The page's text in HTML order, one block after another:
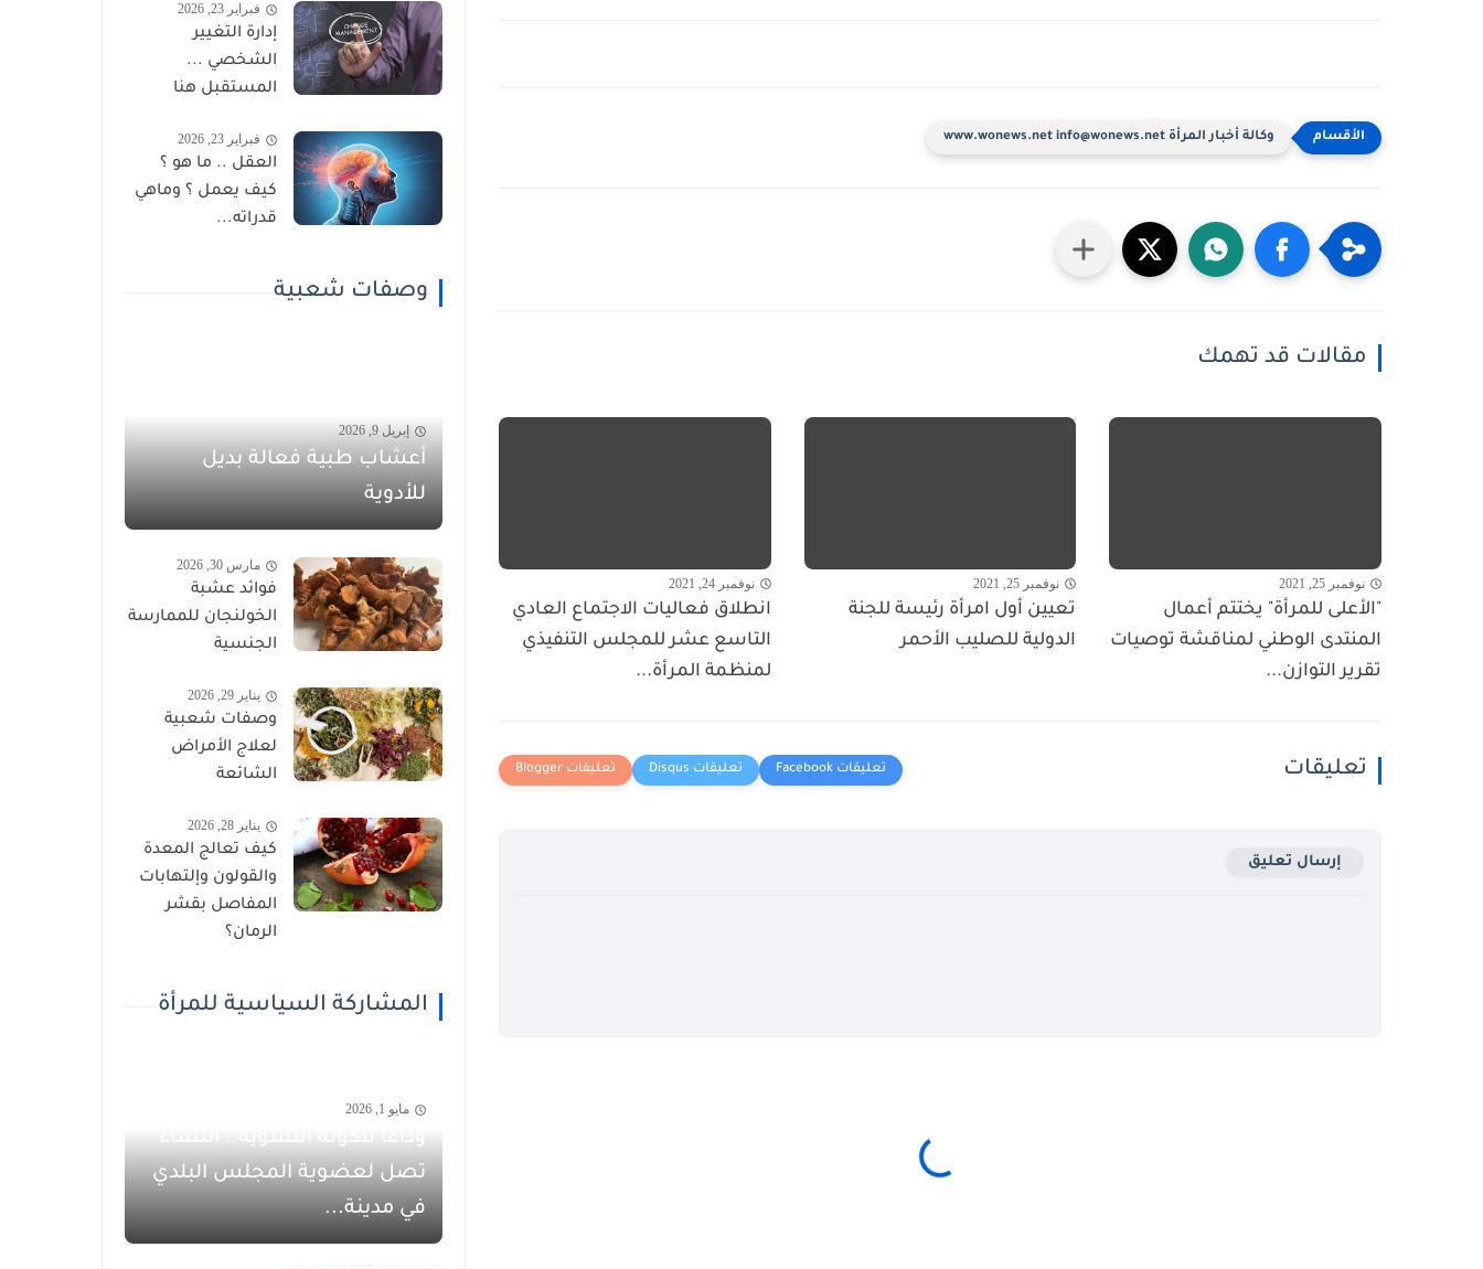
وكالة أخبار المرأة www.wonews.net info@wonews.net
مقالات قد تهمك
نوفمبر 25, 2021
"الأعلى للمرأة" يختتم أعمال
المنتدى الوطني لمناقشة توصيات
تقرير التوازن...
نوفمبر 25, 2021
تعيين أول امرأة رئيسة للجنة
الدولية للصليب الأحمر
نوفمبر 24, 2021
انطلاق فعاليات الاجتماع العادي
التاسع عشر للمجلس التنفيذي
لمنظمة المرأة...
تعليقات
إرسال تعليق
فبراير 23, 2026
إدارة التغيير
الشخصي ...
المستقبل هنا
فبراير 23, 2026
العقل .. ما هو ؟
كيف يعمل ؟ وماهي
قدراته...
وصفات شعبية
إبريل 9, 2026
أعشاب طبية فعالة بديل
للأدوية
مارس 30, 2026
فوائد عشبة
الخولنجان للممارسة
الجنسية
يناير 29, 2026
وصفات شعبية
لعلاج الأمراض
الشائعة
يناير 28, 2026
كيف تعالج المعدة
والقولون وإلتهابات
المفاصل بقشر
الرمان؟
المشاركة السياسية للمرأة
مايو 1, 2026
وداعاً للكوتة النسوية.. النساء
تصل لعضوية المجلس البلدي
في مدينة...